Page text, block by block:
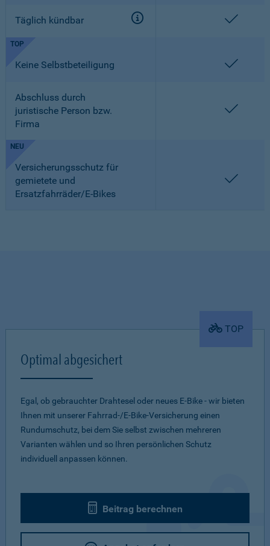
Täglich kündbar
TOP
Keine Selbstbeteiligung
Abschluss durch
juristische Person bzw.
Firma
NEU
Versicherungsschutz für
gemietete und
Ersatzfahrräder/E-Bikes
TOP
Optimal abgesichert
Egal, ob gebrauchter Drahtesel oder neues E-Bike - wir bieten
Ihnen mit unserer Fahrrad-/E-Bike-Versicherung einen
Rundumschutz, bei dem Sie selbst zwischen mehreren
Varianten wählen und so Ihren persönlichen Schutz
individuell anpassen können.
Beitrag berechnen